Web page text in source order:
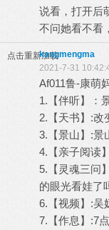
说看，打开后
不问她看不看
点击重新加载kangmengma
2021-7-31
Af011鲁-康萌
1.【伴听】：
2.【天书】:改
3.【景山】:景
4.【亲子阅读
5.【灵魂三问
的眼光看娃了
6.【视频】:吴
7.【作息】:7